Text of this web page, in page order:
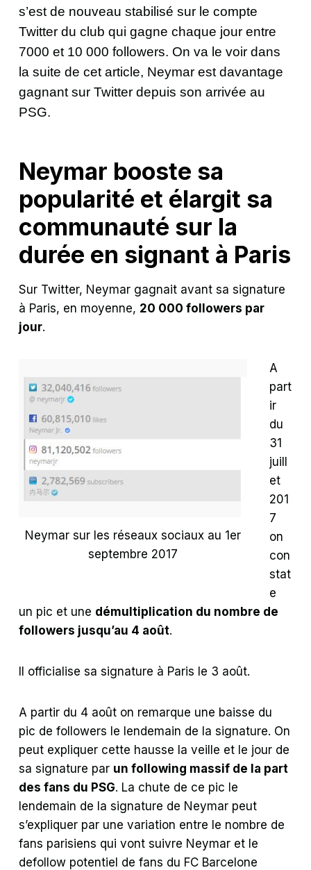
s’est de nouveau stabilisé sur le compte
Twitter du club qui gagne chaque jour entre
7000 et 10 000 followers. On va le voir dans
la suite de cet article, Neymar est davantage
gagnant sur Twitter depuis son arrivée au
PSG.
Neymar booste sa
popularité et élargit sa
communauté sur la
durée en signant à Paris
Sur Twitter, Neymar gagnait avant sa signature
à Paris, en moyenne, 20 000 followers par
jour.
Neymar sur les réseaux sociaux au 1er
septembre 2017
A
part
ir
du
31
juill
et
201
7
on
con
stat
e
un pic et une démultiplication du nombre de
followers jusqu’au 4 août.
Il officialise sa signature à Paris le 3 août.
A partir du 4 août on remarque une baisse du
pic de followers le lendemain de la signature. On
peut expliquer cette hausse la veille et le jour de
sa signature par un following massif de la part
des fans du PSG. La chute de ce pic le
lendemain de la signature de Neymar peut
s’expliquer par une variation entre le nombre de
fans parisiens qui vont suivre Neymar et le
defollow potentiel de fans du FC Barcelone